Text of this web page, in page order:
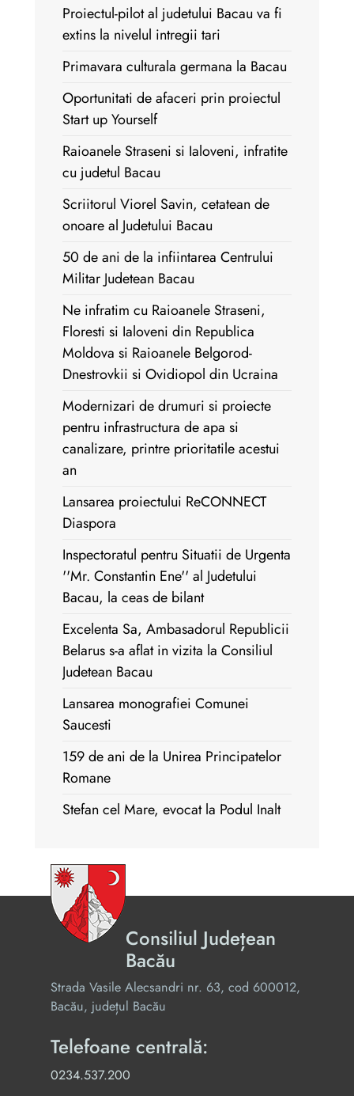
Proiectul-pilot al judetului Bacau va fi
extins la nivelul intregii tari
Primavara culturala germana la Bacau
Oportunitati de afaceri prin proiectul
Start up Yourself
Raioanele Straseni si Ialoveni, infratite
cu judetul Bacau
Scriitorul Viorel Savin, cetatean de
onoare al Judetului Bacau
50 de ani de la infiintarea Centrului
Militar Judetean Bacau
Ne infratim cu Raioanele Straseni,
Floresti si Ialoveni din Republica
Moldova si Raioanele Belgorod-
Dnestrovkii si Ovidiopol din Ucraina
Modernizari de drumuri si proiecte
pentru infrastructura de apa si
canalizare, printre prioritatile acestui
an
Lansarea proiectului ReCONNECT
Diaspora
Inspectoratul pentru Situatii de Urgenta
''Mr. Constantin Ene'' al Judetului
Bacau, la ceas de bilant
Excelenta Sa, Ambasadorul Republicii
Belarus s-a aflat in vizita la Consiliul
Judetean Bacau
Lansarea monografiei Comunei
Saucesti
159 de ani de la Unirea Principatelor
Romane
Stefan cel Mare, evocat la Podul Inalt
Consiliul Județean
Bacău
Strada Vasile Alecsandri nr. 63, cod 600012,
Bacău, județul Bacău
Telefoane centrală:
0234.537.200